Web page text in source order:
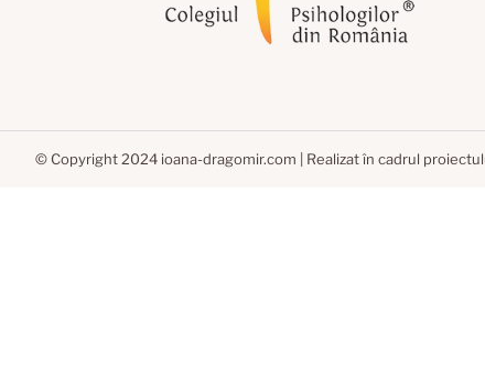
© Copyright 2024 ioana-dragomir.com | Realizat în cadrul